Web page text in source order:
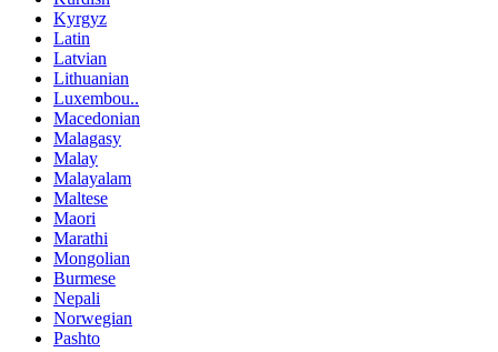
Kyrgyz
Latin
Latvian
Lithuanian
Luxembou..
Macedonian
Malagasy
Malay
Malayalam
Maltese
Maori
Marathi
Mongolian
Burmese
Nepali
Norwegian
Pashto